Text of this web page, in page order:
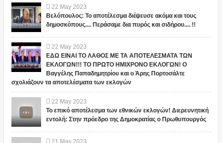
22 May 2023
Βελόπουλος: Το αποτέλεσμα διέψευσε ακόμα και τους
δημοσκόπους.... Περάσαμε δια πυρός και σιδήρου.... !!
22 May 2023
ΕΔΩ ΕΙΝΑΙ ΤΟ ΛΑΘΟΣ ΜΕ ΤΑ ΑΠΟΤΕΛΕΣΜΑΤΑ ΤΩΝ
ΕΚΛΟΓΩΝ!!! ΤΟ ΠΡΩΤΟ ΗΜΙΧΡΟΝΟ ΕΚΛΟΓΩΝ! Ο
Βαγγέλης Παπαδημητρίου και ο Άρης Πορτοσάλτε
σχολιάζουν τα αποτελέσματα των εκλογών
22 May 2023
Το επικό αποτέλεσμα των εθνικών εκλογών! Διερευνητική
εντολή: Στην πρόεδρο της Δημοκρατίας ο Πρωθυπουργός